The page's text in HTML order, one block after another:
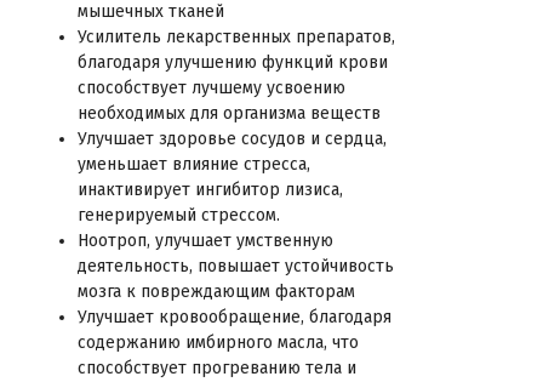
мышечных тканей
Усилитель лекарственных препаратов,
благодаря улучшению функций крови
способствует лучшему усвоению
необходимых для организма веществ
Улучшает здоровье сосудов и сердца,
уменьшает влияние стресса,
инактивирует ингибитор лизиса,
генерируемый стрессом.
Ноотроп, улучшает умственную
деятельность, повышает устойчивость
мозга к повреждающим факторам
Улучшает кровообращение, благодаря
содержанию имбирного масла, что
способствует прогреванию тела и